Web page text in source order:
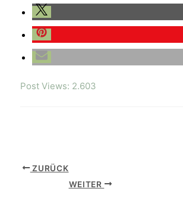
Post Views: 2.603
ZURÜCK
WEITER